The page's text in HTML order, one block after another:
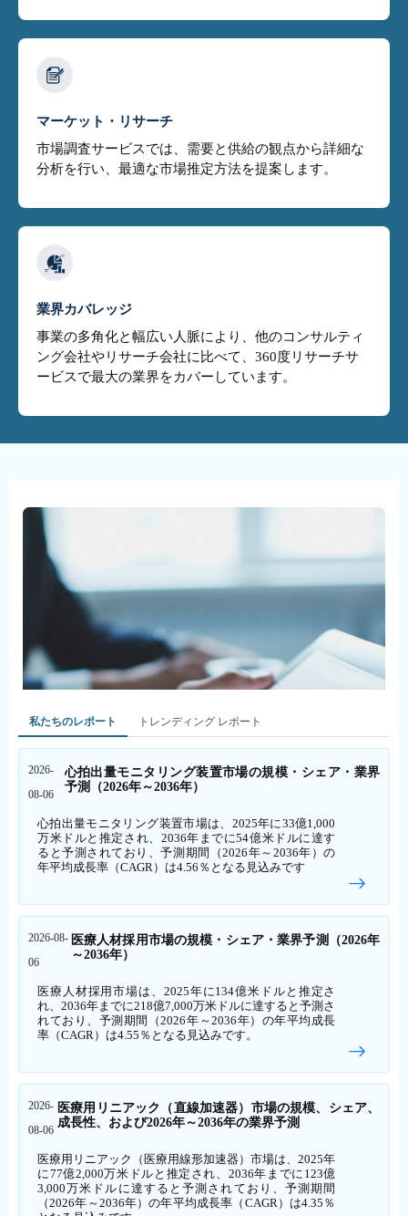
マーケット・リサーチ
市場調査サービスでは、需要と供給の観点から詳細な
分析を行い、最適な市場推定方法を提案します。
業界カバレッジ
事業の多角化と幅広い人脈により、他のコンサルティ
ング会社やリサーチ会社に比べて、360度リサーチサ
ービスで最大の業界をカバーしています。
私たちのレポート トレンディング レポート
2026-
08-06
心拍出量モニタリング装置市場の規模・シェア・業界
予測（2026年～2036年）
心拍出量モニタリング装置市場は、2025年に33億1,000
万米ドルと推定され、2036年までに54億米ドルに達す
ると予測されており、予測期間（2026年～2036年）の
年平均成長率（CAGR）は4.56％となる見込みです
2026-08-
06
医療人材採用市場の規模・シェア・業界予測（2026年
～2036年）
医療人材採用市場は、2025年に134億米ドルと推定さ
れ、2036年までに218億7,000万米ドルに達すると予測さ
れており、予測期間（2026年～2036年）の年平均成長
率（CAGR）は4.55％となる見込みです。
2026-
08-06
医療用リニアック（直線加速器）市場の規模、シェア、
成長性、および2026年～2036年の業界予測
医療用リニアック（医療用線形加速器）市場は、2025年
に77億2,000万米ドルと推定され、2036年までに123億
3,000万米ドルに達すると予測されており、予測期間
（2026年～2036年）の年平均成長率（CAGR）は4.35％